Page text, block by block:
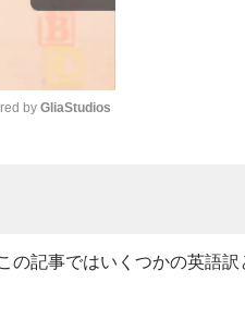
e
by GliaStudios
の記事ではいくつかの英語訳